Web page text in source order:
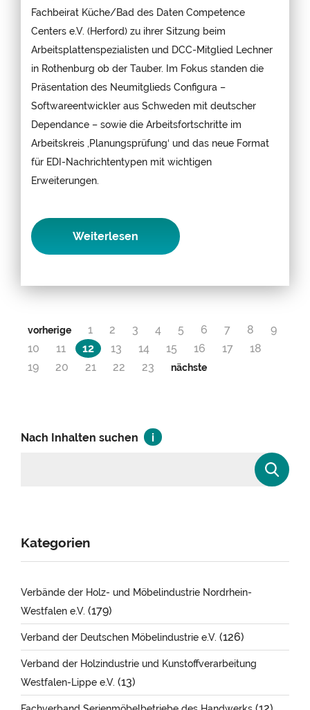
Nach Inhalten suchen
Kategorien
Verbände der Holz- und Möbelindustrie Nordrhein-
Westfalen e.V. (179)
Verband der Deutschen Möbelindustrie e.V. (126)
Verband der Holzindustrie und Kunstoffverarbeitung
Westfalen-Lippe e.V. (13)
Fachbeirat Küche/Bad des Daten Competence
Centers e.V. (Herford) zu ihrer Sitzung beim
Arbeitsplattenspezialisten und DCC-Mitglied Lechner
in Rothenburg ob der Tauber. Im Fokus standen die
Präsentation des Neumitglieds Configura –
Softwareentwickler aus Schweden mit deutscher
Dependance – sowie die Arbeitsfortschritte im
Arbeitskreis ‚Planungsprüfung‘ und das neue Format
für EDI-Nachrichtentypen mit wichtigen
Erweiterungen.
Weiterlesen
vorherige 1 2 3 4 5 6 7 8
9
10
11 12 13 14 15 16 17
18
19
20 21 22 23 nächste